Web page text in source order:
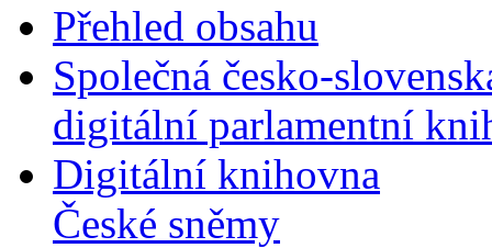
Přehled obsahu
Společná česko-
digitální parlamentní
Digitální knihovna
České sněmy